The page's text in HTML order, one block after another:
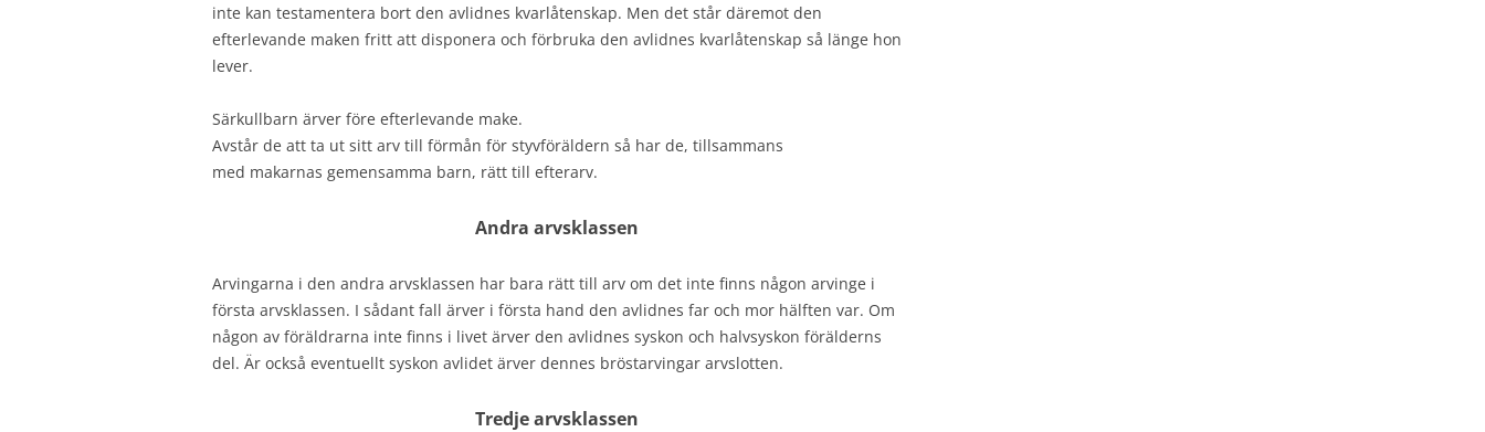
inte kan testamentera bort den avlidnes kvarlåtenskap. Men det står däremot den
efterlevande maken fritt att disponera och förbruka den avlidnes kvarlåtenskap så länge hon
lever.
Särkullbarn ärver före efterlevande make.
Avstår de att ta ut sitt arv till förmån för styvföräldern så har de, tillsammans
med makarnas gemensamma barn, rätt till efterarv.
Andra arvsklassen
Arvingarna i den andra arvsklassen har bara rätt till arv om det inte finns någon arvinge i
första arvsklassen. I sådant fall ärver i första hand den avlidnes far och mor hälften var. Om
någon av föräldrarna inte finns i livet ärver den avlidnes syskon och halvsyskon förälderns
del. Är också eventuellt syskon avlidet ärver dennes bröstarvingar arvslotten.
Tredje arvsklassen